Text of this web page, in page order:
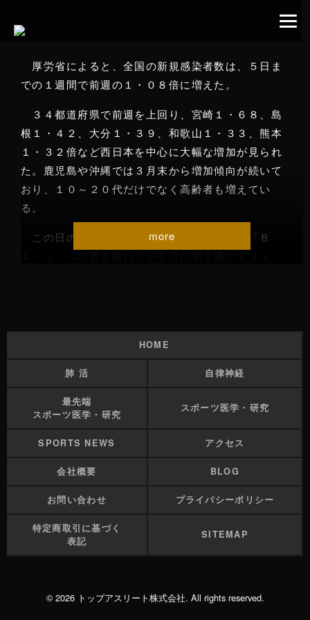
厚労省によると、全国の新規感染者数は、５日ま
での１週間で前週の１・０８倍に増えた。
３４都道府県で前週を上回り、宮崎１・６８、島
根１・４２、大分１・３９、和歌山１・３３、熊本
１・３２倍など西日本を中心に大幅な増加が見られ
た。鹿児島や沖縄では３月末から増加傾向が続いて
おり、１０～２０代だけでなく高齢者も増えてい
る。
この日の会合では、国立感染症研究所が、「Ｂ
迅速な医療支援体制の強化が求められる。できるだ
け感染者の継続的な増加が起きないよう、市民や事
業者も感染リスク低減に協力してほしい」と呼びか
会合では、感染した高齢者について、本人の健康
案も示された。国は現在、高齢者について「原則全
指摘した。
厚労省によると、全国の新規感染者数は、５日ま
３４都道府県で前週を上回り、宮崎１・６８、島
HOME
肺 活 自律神経
最先端
スポーツ医学・研究
スポーツ医学・研究
SPORTS NEWS アクセス
会社概要 BLOG
お問い合わせ プライバシーポリシー
特定商取引に基づく
表記
SITEMAP
© 2026 トップアスリート株式会社. All rights reserved.